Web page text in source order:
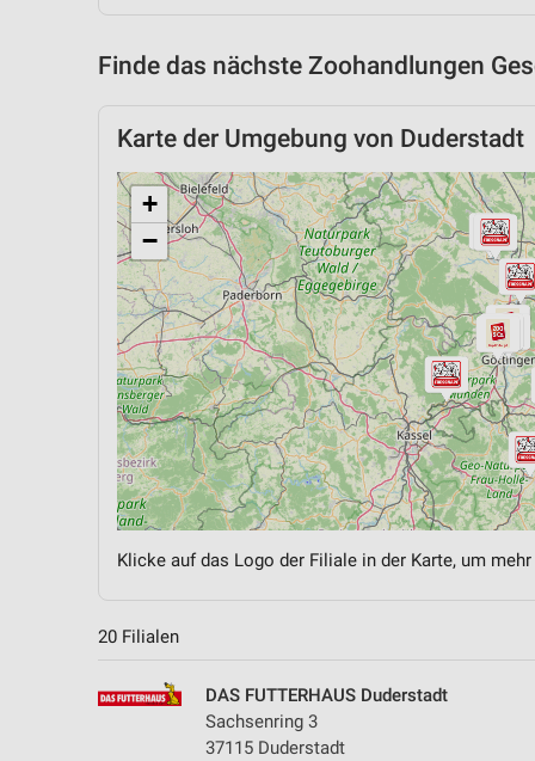
Finde das nächste Zoohandlungen
Karte der Umgebung von Duderstadt
+
−
Klicke auf das Logo der Filiale in der Karte, um
20 Filialen
DAS FUTTERHAUS Duderstadt
Sachsenring 3
37115 Duderstadt